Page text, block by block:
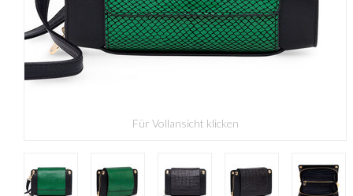
Für Vollansicht klicken